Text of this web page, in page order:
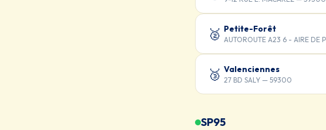
🥈 Petite-Forêt
AUTOROUTE A23 6 - AIRE DE
🥉 Valenciennes
27 BD SALY — 59300
SP95